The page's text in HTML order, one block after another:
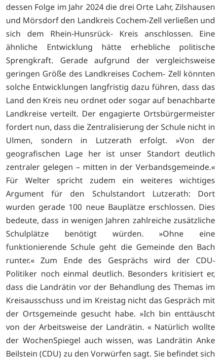
dessen Folge im Jahr 2024 die drei Orte Lahr, Zilshausen
und Mörsdorf den Landkreis Cochem-Zell verließen und
sich dem Rhein-Hunsrück- Kreis anschlossen. Eine
ähnliche Entwicklung hätte erhebliche politische
Sprengkraft. Gerade aufgrund der vergleichsweise
geringen Größe des Landkreises Cochem- Zell könnten
solche Entwicklungen langfristig dazu führen, dass das
Land den Kreis neu ordnet oder sogar auf benachbarte
Landkreise verteilt. Der engagierte Ortsbürgermeister
fordert nun, dass die Zentralisierung der Schule nicht in
Ulmen, sondern in Lutzerath erfolgt. »Von der
geografischen Lage her ist unser Standort deutlich
zentraler gelegen – mitten in der Verbandsgemeinde.«
Für Welter spricht zudem ein weiteres wichtiges
Argument für den Schulstandort Lutzerath: Dort
wurden gerade 100 neue Bauplätze erschlossen. Dies
bedeute, dass in wenigen Jahren zahlreiche zusätzliche
Schulplätze benötigt würden. »Ohne eine
funktionierende Schule geht die Gemeinde den Bach
runter.« Zum Ende des Gesprächs wird der CDU-
Politiker noch einmal deutlich. Besonders kritisiert er,
dass die Landrätin vor der Behandlung des Themas im
Kreisausschuss und im Kreistag nicht das Gespräch mit
der Ortsgemeinde gesucht habe. »Ich bin enttäuscht
von der Arbeitsweise der Landrätin. « Natürlich wollte
der WochenSpiegel auch wissen, was Landrätin Anke
Beilstein (CDU) zu den Vorwürfen sagt. Sie befindet sich